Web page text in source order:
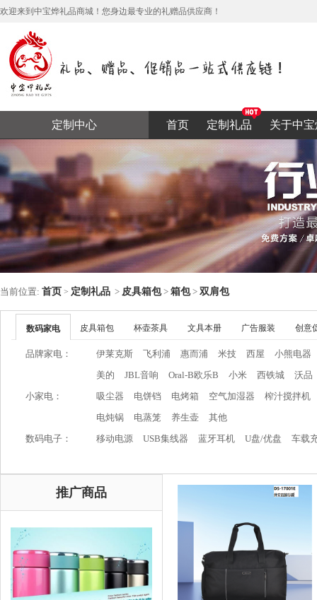
欢迎来到中宝烨礼品商城！您身边最专业的礼赠品供应商！
定制中心 首页 定制礼品 关于中宝
当前位置: 首页 > 定制礼品 > 皮具箱包> 箱包> 双肩包
数码家电 皮具箱包 杯壶茶具 文具本册 广告服装 创意
品牌家电： 伊莱克斯 飞利浦 惠而浦 米技 西屋
小熊电器
美的
JBL音响 Oral-B欧乐B 小米 西铁城
沃品
小家电：
吸尘器 电饼铛 电烤箱 空气加湿器
榨汁搅拌机
电炖锅
电蒸笼 养生壶
其他
数码电子：
移动电源 USB集线器 蓝牙耳机 U盘/优盘 车载
推广商品